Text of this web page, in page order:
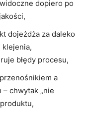
dopiero po
dojeżdża za daleko
klejenia,
błędy procesu,
a
– chwytak „nie